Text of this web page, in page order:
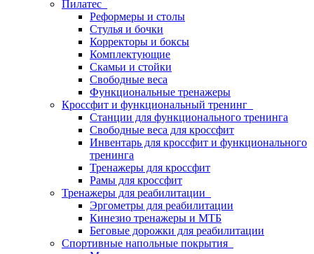
Пилатес
Реформеры и столы
Стулья и бочки
Корректоры и боксы
Комплектующие
Скамьи и стойки
Свободные веса
Функциональные тренажеры
Кроссфит и функциональный тренинг
Станции для функционального тренинга
Свободные веса для кроссфит
Инвентарь для кроссфит и функционального
тренинга
Тренажеры для кроссфит
Рамы для кроссфит
Тренажеры для реабилитации
Эргометры для реабилитации
Кинезио тренажеры и МТБ
Беговые дорожки для реабилитации
Спортивные напольные покрытия